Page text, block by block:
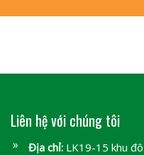
Liên hệ với chúng tôi
Địa chỉ: LK19-15 khu